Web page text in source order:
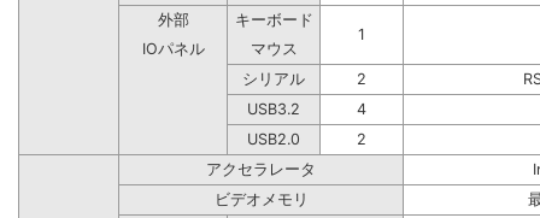
外部
キーボード
1
IOパネル
マウス
シリアル
2
USB3.2
4
USB2.0
2
アクセラレータ
ビデオメモリ